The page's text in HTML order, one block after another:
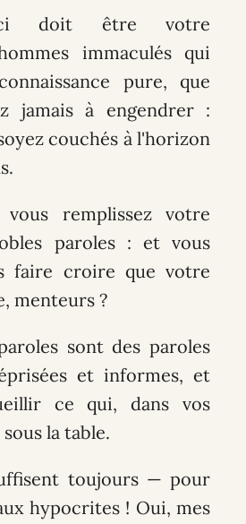
doit être votre
immaculés qui
pure, que
jamais à engendrer :
couchés à l'horizon
remplissez votre
paroles : et vous
faire croire que votre
menteurs ?
sont des paroles
et informes, et
ce qui, dans vos
la table.
toujours — pour
hypocrites ! Oui, mes